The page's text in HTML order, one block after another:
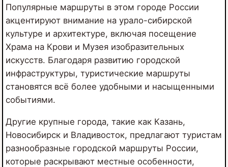
Популярные маршруты в этом городе России
акцентируют внимание на урало-сибирской
культуре и архитектуре, включая посещение
Храма на Крови и Музея изобразительных
искусств. Благодаря развитию городской
инфраструктуры, туристические маршруты
становятся всё более удобными и насыщенными
событиями.
Другие крупные города, такие как Казань,
Новосибирск и Владивосток, предлагают туристам
разнообразные городской маршруты России,
которые раскрывают местные особенности,